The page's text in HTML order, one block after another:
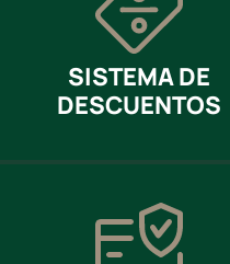
SISTEMA DE
DESCUENTOS